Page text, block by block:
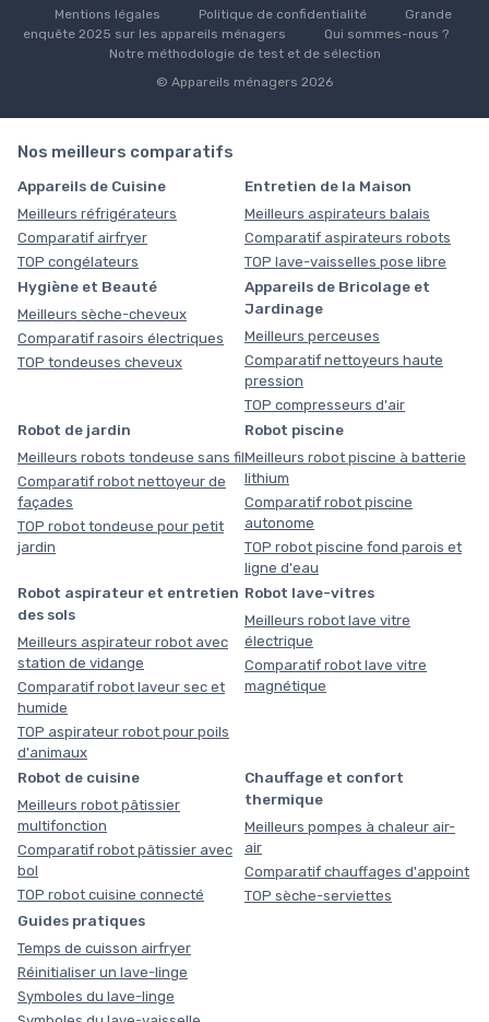
Mentions légales Politique de confidentialité
Grande
enquête 2025 sur les appareils ménagers
Qui sommes-nous ?
Notre méthodologie de test et de sélection
© Appareils ménagers 2026
Nos meilleurs comparatifs
Appareils de Cuisine
Meilleurs réfrigérateurs
Comparatif airfryer
TOP congélateurs
Entretien de la Maison
Meilleurs aspirateurs balais
Comparatif aspirateurs robots
TOP lave-vaisselles pose libre
Hygiène et Beauté
Meilleurs sèche-cheveux
Comparatif rasoirs électriques
TOP tondeuses cheveux
Appareils de Bricolage et
Jardinage
Meilleurs perceuses
Comparatif nettoyeurs haute
pression
TOP compresseurs d'air
Robot de jardin
Meilleurs robots tondeuse sans fil
Comparatif robot nettoyeur de
façades
TOP robot tondeuse pour petit
jardin
Robot piscine
Meilleurs robot piscine à batterie
lithium
Comparatif robot piscine
autonome
TOP robot piscine fond parois et
ligne d'eau
Robot aspirateur et entretien
des sols
Meilleurs aspirateur robot avec
station de vidange
Comparatif robot laveur sec et
humide
TOP aspirateur robot pour poils
d'animaux
Robot lave-vitres
Meilleurs robot lave vitre
électrique
Comparatif robot lave vitre
magnétique
Robot de cuisine
Meilleurs robot pâtissier
multifonction
Comparatif robot pâtissier avec
bol
TOP robot cuisine connecté
Chauffage et confort
thermique
Meilleurs pompes à chaleur air-
air
Comparatif chauffages d'appoint
TOP sèche-serviettes
Guides pratiques
Temps de cuisson airfryer
Réinitialiser un lave-linge
Symboles du lave-linge